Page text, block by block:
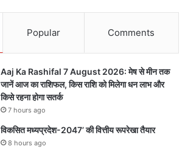
Popular Comments
Aaj Ka Rashifal 7 August 2026: मेष से मीन तक
जानें आज का राशिफल, किस राशि को मिलेगा धन लाभ और
किसे रहना होगा सतर्क
7 hours ago
विकसित मध्यप्रदेश-2047’ की वित्तीय रूपरेखा तैयार
8 hours ago